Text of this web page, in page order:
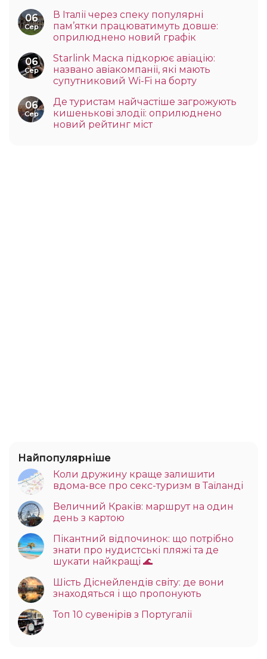
06
Сер
В Італії через спеку популярні
пам’ятки працюватимуть довше:
оприлюднено новий графік
06
Сер
Starlink Маска підкорює авіацію:
названо авіакомпанії, які мають
супутниковий Wi-Fi на борту
06
Сер
Де туристам найчастіше загрожують
кишенькові злодії: оприлюднено
новий рейтинг міст
Найпопулярніше
Коли дружину краще залишити
вдома-все про секс-туризм в Таїланді
Величний Краків: маршрут на один
день з картою
Пікантний відпочинок: що потрібно
знати про нудистські пляжі та де
шукати найкращі 🌊
Шість Діснейлендів світу: де вони
знаходяться і що пропонують
Топ 10 сувенірів з Португалії